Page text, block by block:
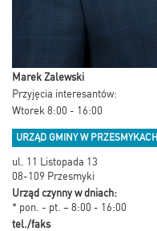
Marek Zalewski
Przyjęcia interesantów:
Wtorek 8:00 - 16:00
URZĄD GMINY W PRZESMYKACH
ul. 11 Listopada 13
08-109 Przesmyki
Urząd czynny w dniach:
* pon. - pt. – 8:00 - 16:00
tel./faks